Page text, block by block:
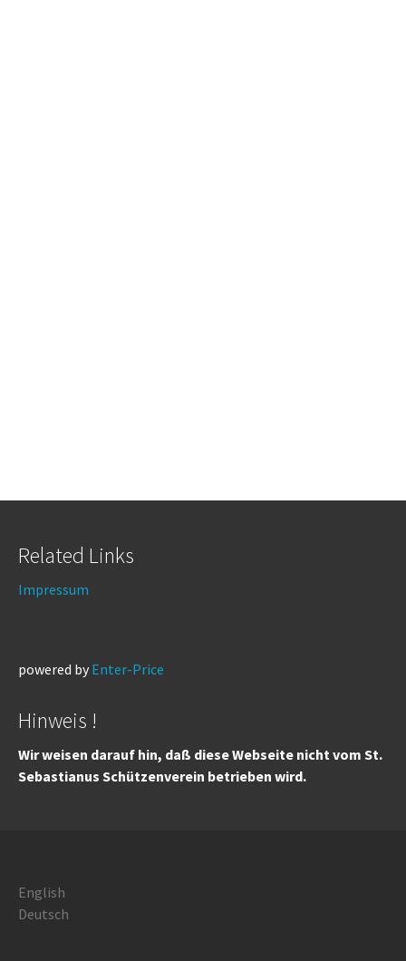
Related Links
Impressum
powered by Enter-Price
Hinweis !
Wir weisen darauf hin, daß diese Webseite nicht vom St.
Sebastianus Schützenverein betrieben wird.
English
Deutsch